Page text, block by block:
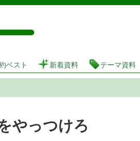
図書館 蔵書検索・予約システム
ベスト 新着資料 テーマ資料
やっつけろ